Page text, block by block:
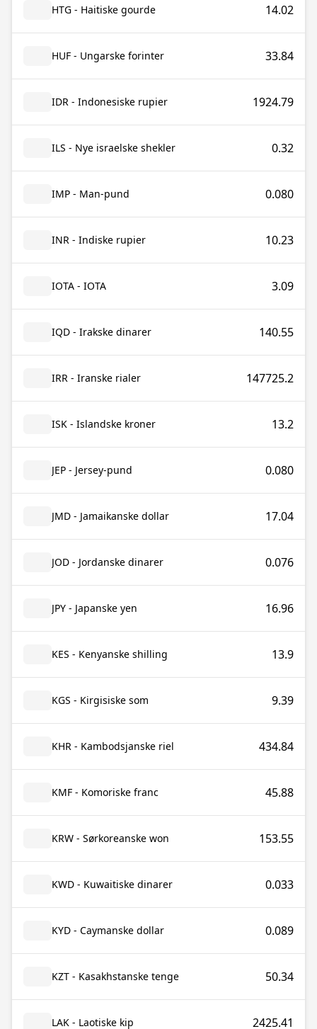
HTG - Haitiske gourde 14.02
HUF - Ungarske forinter 33.84
IDR - Indonesiske rupier 1924.79
ILS - Nye israelske shekler 0.32
IMP - Man-pund 0.080
INR - Indiske rupier 10.23
IOTA - IOTA 3.09
IQD - Irakske dinarer 140.55
IRR - Iranske rialer 147725.2
ISK - Islandske kroner 13.2
JEP - Jersey-pund 0.080
JMD - Jamaikanske dollar 17.04
JOD - Jordanske dinarer 0.076
JPY - Japanske yen 16.96
KES - Kenyanske shilling 13.9
KGS - Kirgisiske som 9.39
KHR - Kambodsjanske riel 434.84
KMF - Komoriske franc 45.88
KRW - Sørkoreanske won 153.55
KWD - Kuwaitiske dinarer 0.033
KYD - Caymanske dollar 0.089
KZT - Kasakhstanske tenge 50.34
LAK - Laotiske kip 2425.41